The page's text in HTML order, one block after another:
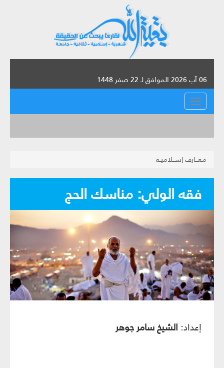
06 آب 2026 الموافق لـ 22 صفر 1448
القائمة
مـعـــارف إســـلاميــة
فقه الولي‏: مناسك الحج‏
إعداد: الشيخ سامر جوهر